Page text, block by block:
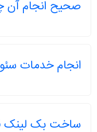
صحیح انجام
انجام خدمات
ساخت بک لینک